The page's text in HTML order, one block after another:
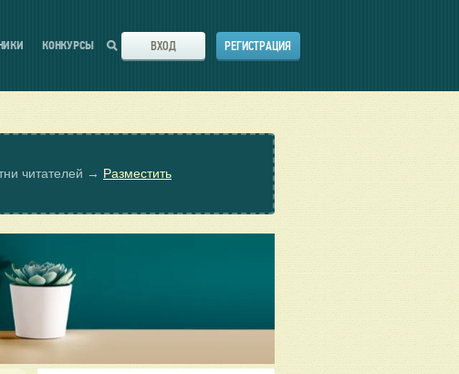
КОНКУРСЫ ВХОД РЕГИСТРАЦИЯ
читателей → Разместить